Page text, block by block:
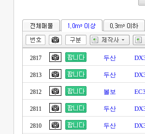
2817 두산
2813 두산
2812 볼보
2811 두산
2810 두산